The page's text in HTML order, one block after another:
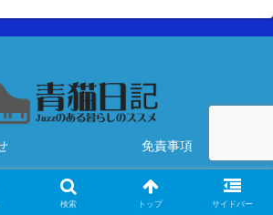
免責事項
2020 青猫日記 All Rights Reserved.
検索 トップ サイドバー